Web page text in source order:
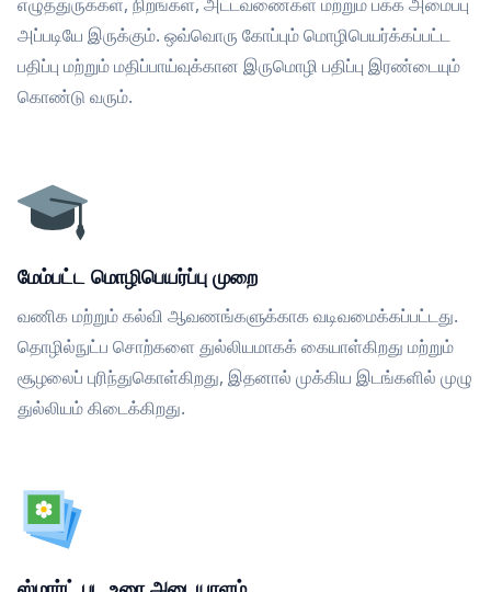
அப்படியே இருக்கும். ஒவ்வொரு கோப்பும் மொழிபெயர்க்கப்பட்ட
பதிப்பு மற்றும் மதிப்பாய்வுக்கான இருமொழி பதிப்பு இரண்டையும்
கொண்டு வரும்.
மேம்பட்ட மொழிபெயர்ப்பு முறை
வணிக மற்றும் கல்வி ஆவணங்களுக்காக வடிவமைக்கப்பட்டது.
தொழில்நுட்ப சொற்களை துல்லியமாகக் கையாள்கிறது மற்றும்
சூழலைப் புரிந்துகொள்கிறது, இதனால் முக்கிய இடங்களில் முழு
துல்லியம் கிடைக்கிறது.